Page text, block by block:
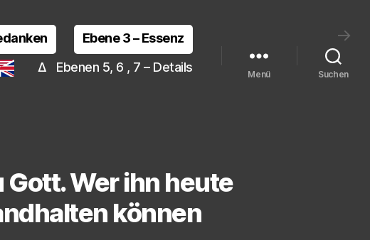
→
Ebene 3 – Essenz
Δ Ebenen 5, 6 , 7 – Details Menü Suchen
Wer ihn heute
können